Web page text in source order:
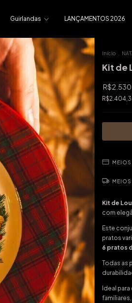
Guirlandas LANÇAMENTOS 2026
Início
Kit de
MEIOS
Kit de
com
Este
pratos
6 pratos
Todas as
Ideal